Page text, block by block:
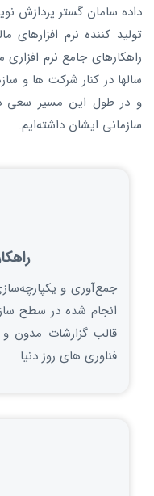
داده سامان گستر پردازش
تولید كننده نرم‌ افزارهای
راهکارهای جامع نرم
سالها در کنار شرکت ها و
و در طول این مسیر سعی
سازمانی ایشان داشته‌ایم.
جمع‌آوری و
انجام شده در سطح
قالب گزارشات مدون و
فناوری های روز دنیا